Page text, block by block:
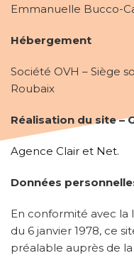
Emmanuelle Bucco-
Hébergement
Société OVH – Siège
Roubaix
Réalisation du site –
Agence Clair et Net.
Données
En conformité avec la
du 6 janvier 1978, ce
préalable auprès de